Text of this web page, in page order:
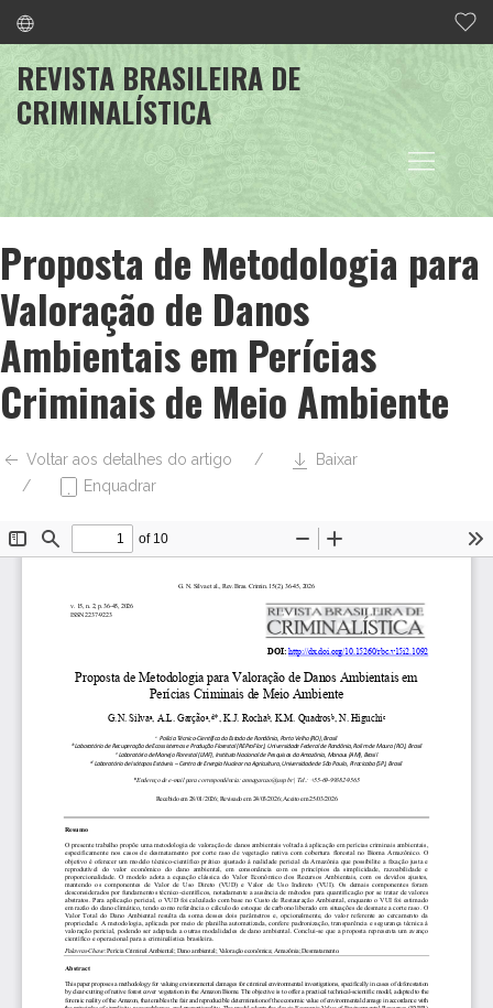
REVISTA BRASILEIRA DE
CRIMINALÍSTICA
Proposta de Metodologia para
Valoração de Danos
Ambientais em Perícias
Criminais de Meio Ambiente
Voltar aos detalhes do artigo
Baixar
Enquadrar